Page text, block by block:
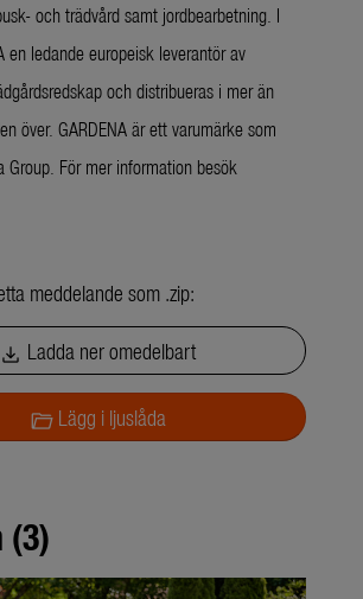
och trädvård samt jordbearbetning. I
en ledande europeisk leverantör av
och distribueras i mer än
över. GARDENA är ett varumärke som
Group. För mer information besök
meddelande som .zip:
download Ladda ner omedelbart
folder_openLägg i ljuslåda
(3)